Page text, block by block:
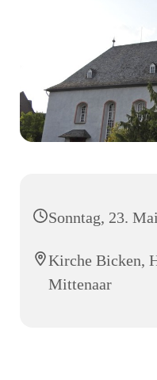
Sonntag, 23.
Kirche Bicken,
Mittenaar